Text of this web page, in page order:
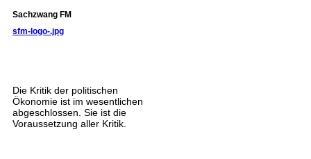
Sachzwang FM
sfm-logo-.jpg
Die Kritik der politischen
Ökonomie ist im wesentlichen
abgeschlossen. Sie ist die
Voraussetzung aller Kritik.